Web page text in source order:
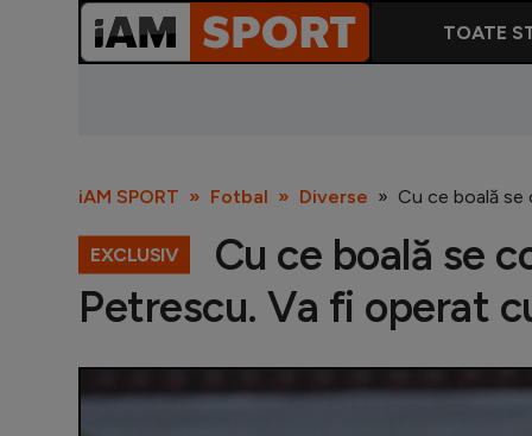
TOATE
iAM SPORT Fotbal Diverse Cu ce boală se
EXCLUSIV
Cu ce boală se
Petrescu. Va fi operat